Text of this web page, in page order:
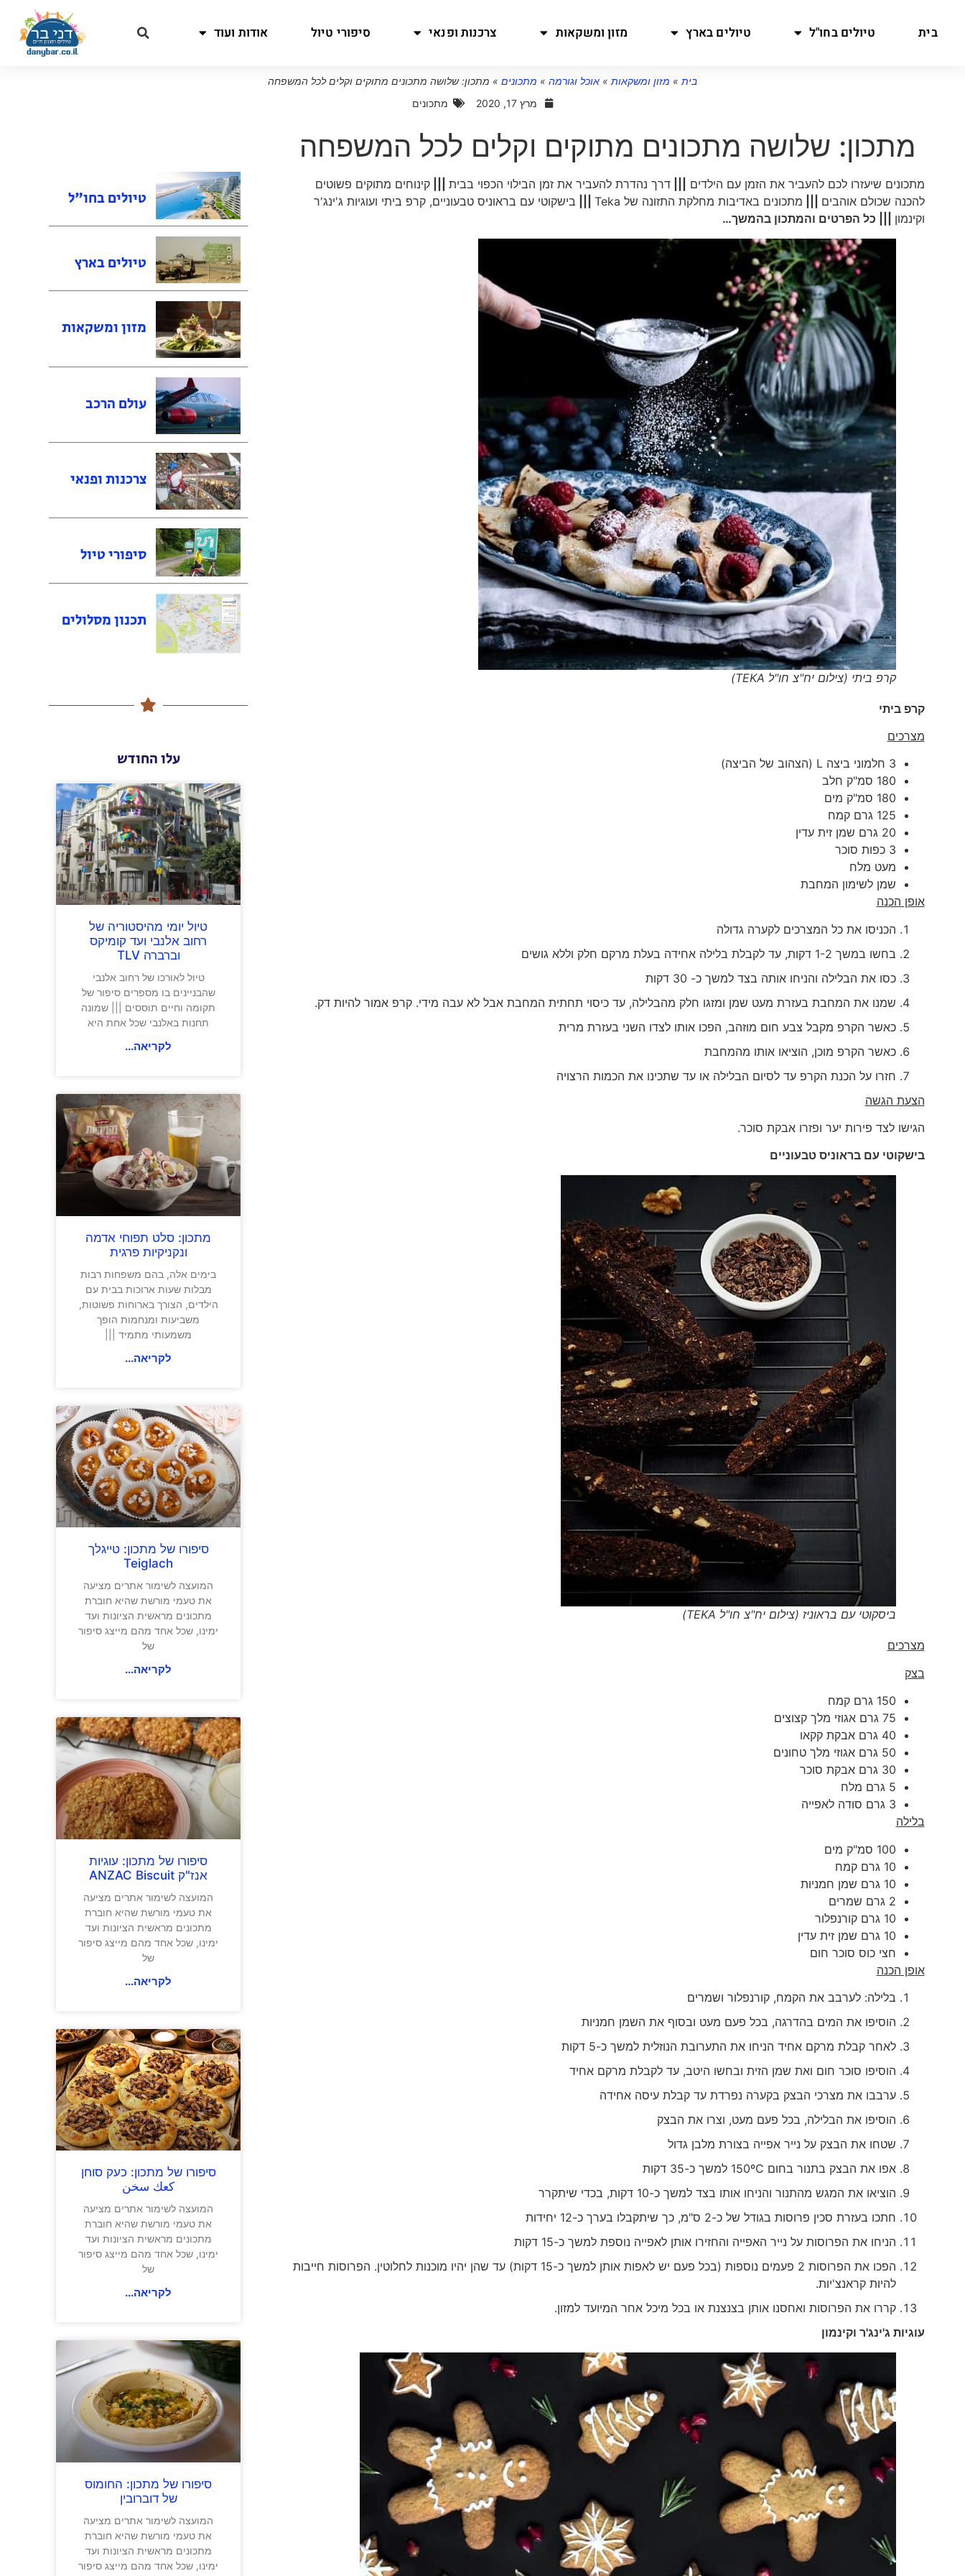
בית טיולים בחו"ל טיולים בארץ מזון ומשקאות צרכנות ופנאי סיפורי טיול אודות ועוד
בית » מזון ומשקאות » אוכל וגורמה » מתכונים » מתכון: שלושה מתכונים מתוקים וקלים לכל המשפחה
מרץ 17, 2020
מתכונים
מתכון: שלושה מתכונים מתוקים וקלים לכל המשפחה
מתכונים שיעזרו לכם להעביר את הזמן עם הילדים |||דרך נהדרת להעביר את זמן הבילוי הכפוי בבית |||קינוחים מתוקים פשוטים
להכנה שכולם אוהבים
מתכונים באדיבות מחלקת התזונה של Teka
בישקוטי עם בראוניס טבעוניים, קרפ ביתי ועוגיות ג'ינג'ר
וקינמון ||| כל הפרטים והמתכון בהמשך…
קרפ ביתי (צילום יח"צ חו"ל TEKA)
קרפ ביתי
מצרכים
3 חלמוני ביצה L (הצהוב של הביצה)
180 סמ"ק חלב
180 סמ"ק מים
125 גרם קמח
20 גרם שמן זית עדין
3 כפות סוכר
מעט מלח
שמן לשימון המחבת
אופן הכנה
הכניסו את כל המצרכים לקערה גדולה
בחשו במשך 1-2 דקות, עד לקבלת בלילה אחידה בעלת מרקם חלק וללא גושים
כסו את הבלילה והניחו אותה בצד למשך כ- 30 דקות
שמנו את המחבת בעזרת מעט שמן ומזגו חלק מהבלילה, עד כיסוי תחתית המחבת אבל לא עבה מידי. קרפ אמור להיות דק.
כאשר הקרפ מקבל צבע חום מוזהב, הפכו אותו לצדו השני בעזרת מרית
כאשר הקרפ מוכן, הוציאו אותו מהמחבת
חזרו על הכנת הקרפ עד לסיום הבלילה או עד שתכינו את הכמות הרצויה
הצעת הגשה
הגישו לצד פירות יער ופזרו אבקת סוכר.
בישקוטי עם בראוניס טבעוניים
ביסקוטי עם בראוניז (צילום יח"צ חו"ל TEKA)
מצרכים
בצק
150 גרם קמח
75 גרם אגוזי מלך קצוצים
40 גרם אבקת קקאו
50 גרם אגוזי מלך טחונים
30 גרם אבקת סוכר
5 גרם מלח
3 גרם סודה לאפייה
בלילה
100 סמ"ק מים
10 גרם קמח
10 גרם שמן חמניות
2 גרם שמרים
10 גרם קורנפלור
10 גרם שמן זית עדין
חצי כוס סוכר חום
אופן הכנה
בלילה: לערבב את הקמח, קורנפלור ושמרים
הוסיפו את המים בהדרגה, בכל פעם מעט ובסוף את השמן חמניות
לאחר קבלת מרקם אחיד הניחו את התערובת הנוזלית למשך כ-5 דקות
הוסיפו סוכר חום ואת שמן הזית ובחשו היטב, עד לקבלת מרקם אחיד
ערבבו את מצרכי הבצק בקערה נפרדת עד קבלת עיסה אחידה
הוסיפו את הבלילה, בכל פעם מעט, וצרו את הבצק
שטחו את הבצק על נייר אפייה בצורת מלבן גדול
אפו את הבצק בתנור בחום 150ºC למשך כ-35 דקות
הוציאו את המגש מהתנור והניחו אותו בצד למשך כ-10 דקות, בכדי שיתקרר
חתכו בעזרת סכין פרוסות בגודל של כ-2 ס"מ, כך שיתקבלו בערך כ-12 יחידות
הניחו את הפרוסות על נייר האפייה והחזירו אותן לאפייה נוספת למשך כ-15 דקות
הפכו את הפרוסות 2 פעמים נוספות (בכל פעם יש לאפות אותן למשך כ-15 דקות) עד שהן יהיו מוכנות לחלוטין. הפרוסות חייבות
להיות קראנצ'יות.
קררו את הפרוסות ואחסנו אותן בצנצנת או בכל מיכל אחר המיועד למזון.
עוגיות ג'ינג'ר וקינמון
טיולים בחו"ל
טיולים בארץ
מזון ומשקאות
עולם הרכב
צרכנות ופנאי
סיפורי טיול
תכנון מסלולים
עלו החודש
טיול יומי מהיסטוריה של
רחוב אלנבי ועד קומיקס
וברברה TLV
טיול לאורכו של רחוב אלנבי
שהבניינים בו מספרים סיפור של
תקומה וחיים תוססים ||| שמונה
תחנות באלנבי שכל אחת היא
לקריאה...
מתכון: סלט תפוחי אדמה
ונקניקיות פרגית
בימים אלה, בהם משפחות רבות
מבלות שעות ארוכות בבית עם
הילדים, הצורך בארוחות פשוטות,
משביעות ומנחמות הופך
משמעותי מתמיד |||
לקריאה...
סיפורו של מתכון: טייגלך
Teiglach
המועצה לשימור אתרים מציעה
את טעמי מורשת שהיא חוברת
מתכונים מראשית הציונות ועד
ימינו, שכל אחד מהם מייצג סיפור
של
לקריאה...
סיפורו של מתכון: עוגיות
אנז"ק ANZAC Biscuit
המועצה לשימור אתרים מציעה
את טעמי מורשת שהיא חוברת
מתכונים מראשית הציונות ועד
ימינו, שכל אחד מהם מייצג סיפור
של
לקריאה...
סיפורו של מתכון: כעק סוחן
كعك سخن
המועצה לשימור אתרים מציעה
את טעמי מורשת שהיא חוברת
מתכונים מראשית הציונות ועד
ימינו, שכל אחד מהם מייצג סיפור
של
לקריאה...
סיפורו של מתכון: החומוס
של דוברובין
המועצה לשימור אתרים מציעה
את טעמי מורשת שהיא חוברת
מתכונים מראשית הציונות ועד
ימינו, שכל אחד מהם מייצג סיפור